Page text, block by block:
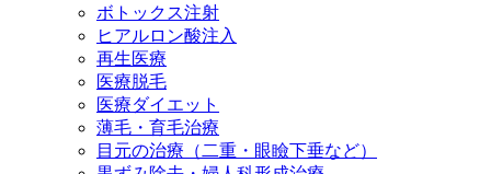
ボトックス注射
ヒアルロン酸注入
再生医療
医療脱毛
医療ダイエット
薄毛・育毛治療
目元の治療（二重・眼瞼下垂など）